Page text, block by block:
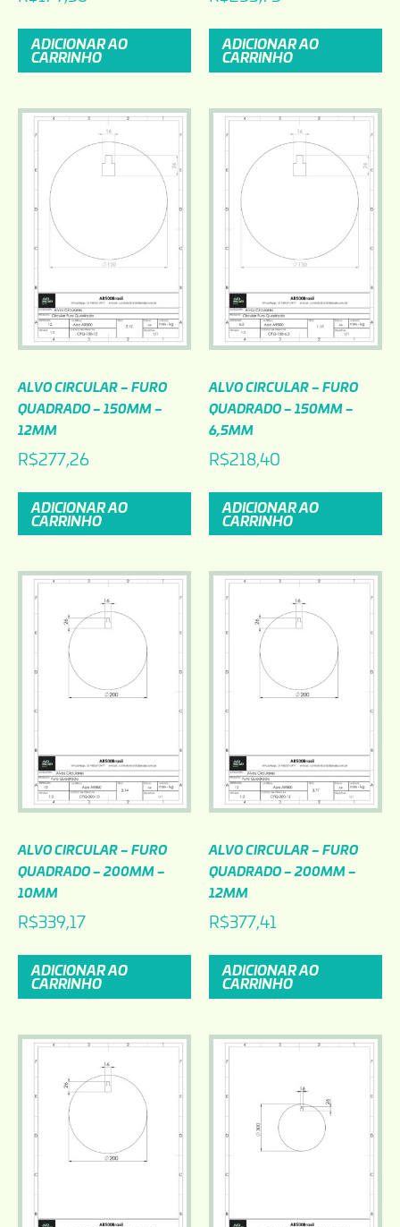
ADICIONAR AO
CARRINHO
ADICIONAR AO
CARRINHO
ALVO CIRCULAR – FURO
QUADRADO – 150MM –
12MM
R$277,26
ADICIONAR AO
CARRINHO
ALVO CIRCULAR – FURO
QUADRADO – 150MM –
6,5MM
R$218,40
ADICIONAR AO
CARRINHO
ALVO CIRCULAR – FURO
QUADRADO – 200MM –
10MM
R$339,17
ADICIONAR AO
CARRINHO
ALVO CIRCULAR – FURO
QUADRADO – 200MM –
12MM
R$377,41
ADICIONAR AO
CARRINHO